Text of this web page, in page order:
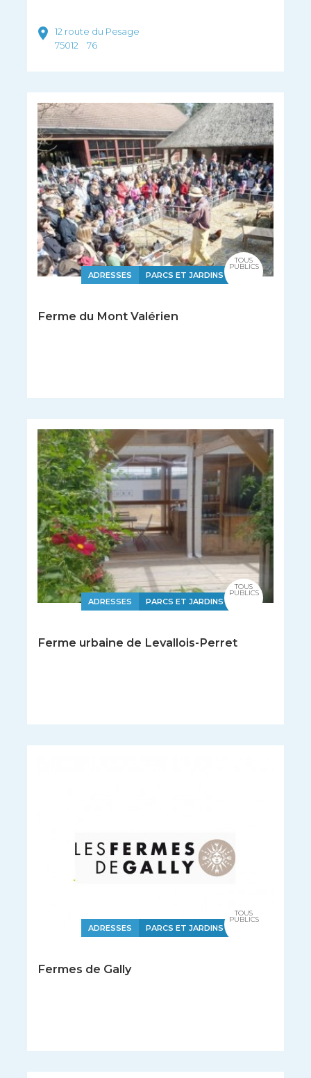
12 route du Pesage
75012
76
ADRESSES PARCS ET JARDINS
Ferme du Mont Valérien
TOUS
PUBLICS
ADRESSES PARCS ET JARDINS
Ferme urbaine de Levallois-Perret
TOUS
PUBLICS
ADRESSES PARCS ET JARDINS
Fermes de Gally
TOUS
PUBLICS